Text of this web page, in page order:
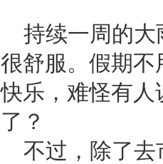
持续一周的
很舒服。假期
快乐，难怪有
了？
不过，除了